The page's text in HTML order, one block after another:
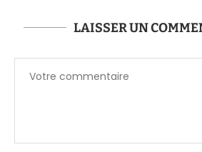
LAISSER UN